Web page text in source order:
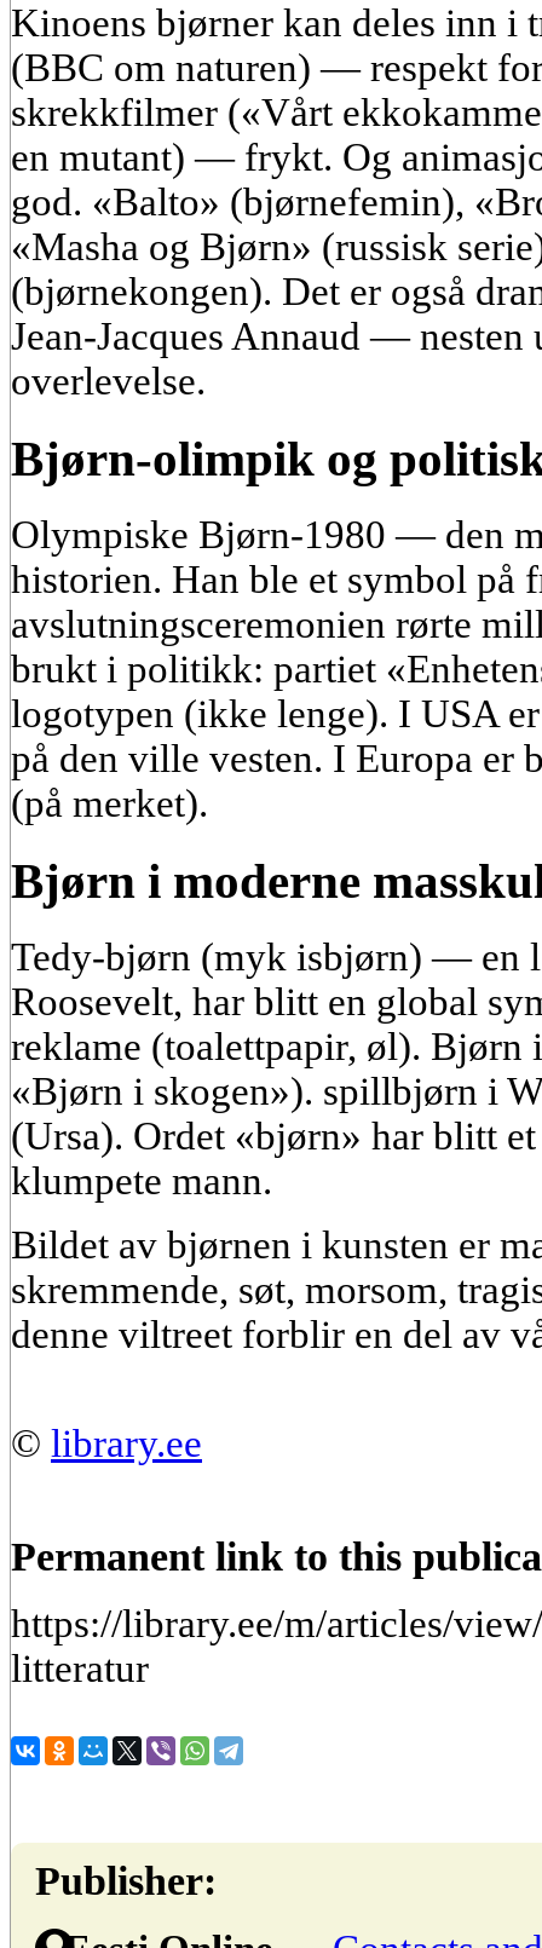
Kinoens bjørner kan deles inn i
(BBC om naturen) — respekt
skrekkfilmer («Vårt
en mutant) — frykt. Og
god. «Balto» (bjørnefemin),
«Masha og Bjørn» (russisk
(bjørnekongen). Det er også
Jean-Jacques Annaud —
overlevelse.
Bjørn-olimpik og
Olympiske Bjørn-1980 — den
historien. Han ble et symbol på
avslutningsceremonien rørte
brukt i politikk: partiet
logotypen (ikke lenge). I USA
på den ville vesten. I Europa er
(på merket).
Bjørn i moderne
Tedy-bjørn (myk isbjørn) — en
Roosevelt, har blitt en global
reklame (toalettpapir, øl).
«Bjørn i skogen»). spillbjørn i
(Ursa). Ordet «bjørn» har blitt
klumpete mann.
Bildet av bjørnen i kunsten er
skremmende, søt, morsom,
denne viltreet forblir en del av
© library.ee
Permanent link to this
https://library.ee/m/articles/
litteratur
Publisher: